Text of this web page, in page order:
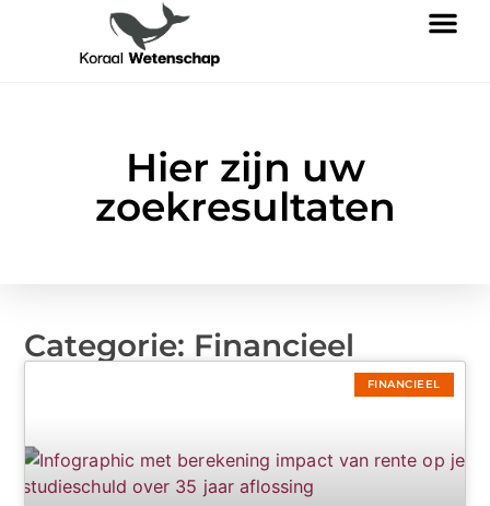
Hier zijn uw
zoekresultaten
Categorie: Financieel
FINANCIEEL